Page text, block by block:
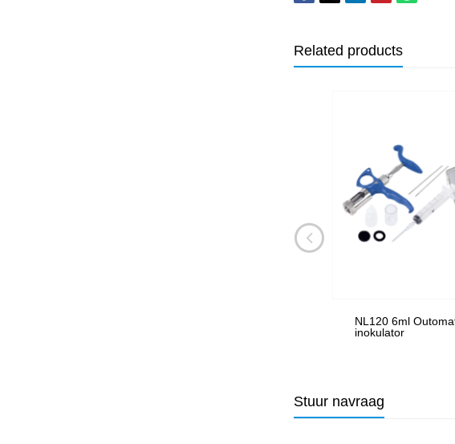
Related products
NL120 6ml
inokulator
Stuur navraag